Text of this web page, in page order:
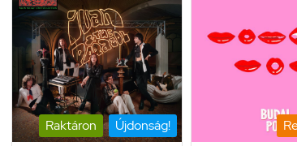
Raktáron Újdonság!